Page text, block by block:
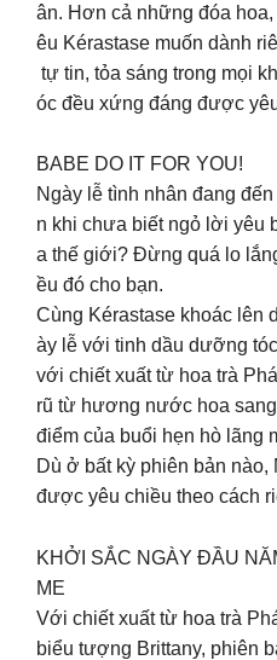
ân. Hơn cả những đóa
êu Kérastase muốn dành
tự tin, tỏa sáng trong mọi
óc đều xứng đáng được
BABE DO IT FOR YOU!
Ngày lễ tình nhân đang
n khi chưa biết ngỏ lời yêu
a thế giới? Đừng quá lo
ều đó cho bạn.
Cùng Kérastase khoác lên
ày lễ với tinh dầu dưỡng
với chiết xuất từ hoa trà
rũ từ hương nước hoa
điểm của buổi hẹn hò lãng
Dù ở bất kỳ phiên bản
được yêu chiều theo cách
KHỞI SẮC NGÀY ĐẦU
ME
Với chiết xuất từ hoa trà
biểu tượng Brittany, phiên